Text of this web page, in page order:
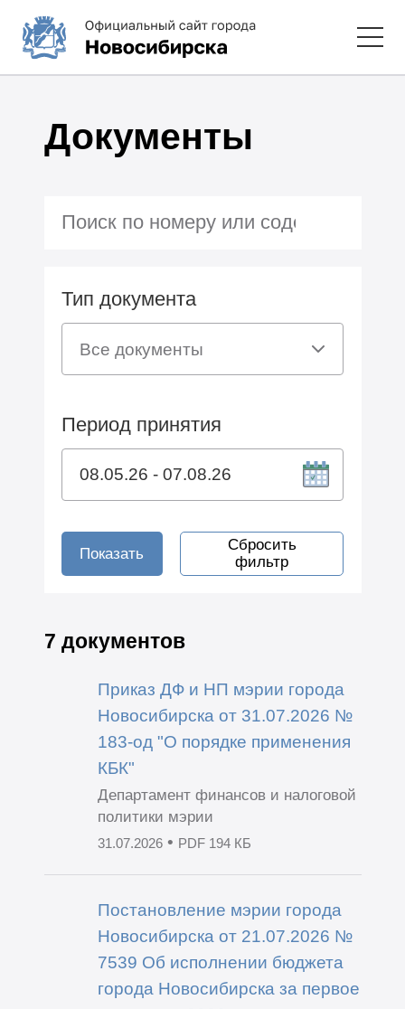
Документы
Тип документа
Период принятия
Показать
Сбросить
фильтр
7 документов
Приказ ДФ и НП мэрии города
Новосибирска от 31.07.2026 №
183-од "О порядке применения
КБК"
Департамент финансов и налоговой
политики мэрии
31.07.2026• PDF 194 КБ
Постановление мэрии города
Новосибирска от 21.07.2026 №
7539 Об исполнении бюджета
города Новосибирска за первое